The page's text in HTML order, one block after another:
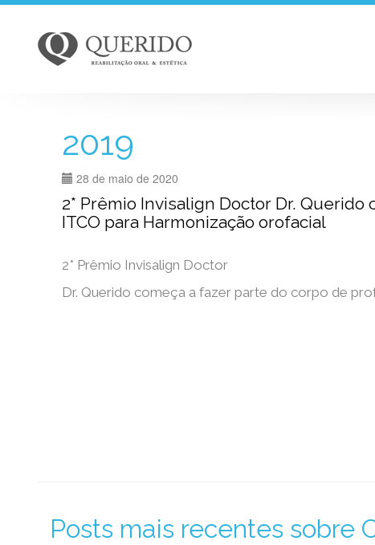
2019
28 de maio de 2020
2* Prêmio Invisalign Doctor Dr.
ITCO para Harmonização orofacial
2* Prêmio Invisalign Doctor
Dr. Querido começa a fazer parte do corpo de
Posts mais recentes sobre